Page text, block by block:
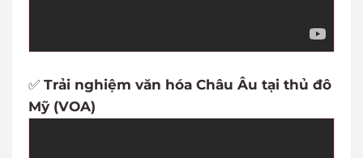
✅ Trải nghiệm văn hóa Châu Âu tại thủ đô
Mỹ (VOA)